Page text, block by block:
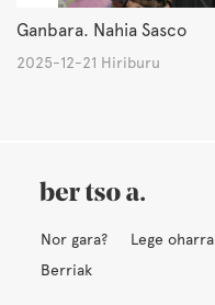
Ganbara. Nahia Sasco
2025-12-21 Hiriburu
Nor gara? Lege oharra
Berriak